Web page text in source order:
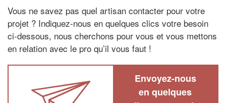
Vous ne savez pas quel artisan contacter pour votre
projet ? Indiquez-nous en quelques clics votre besoin
ci-dessous, nous cherchons pour vous et vous mettons
en relation avec le pro qu’il vous faut !
Envoyez-nous
en quelques